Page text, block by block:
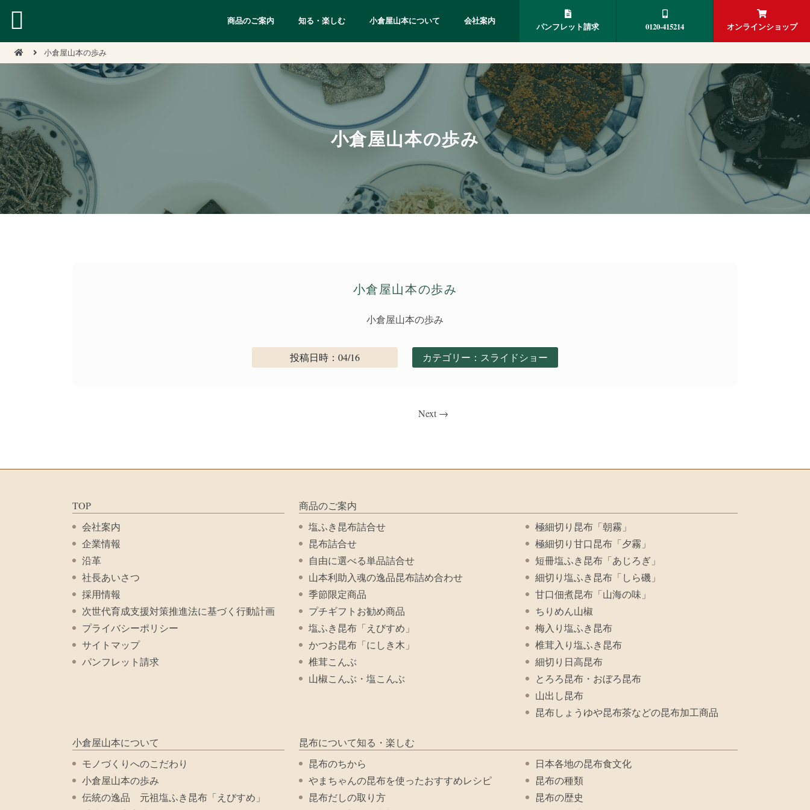
商品のご案内 知る・楽しむ 小倉屋山本について 会社案内
パンフレット請求 0120-415214 オンラインショップ
小倉屋山本の歩み
小倉屋山本の歩み
小倉屋山本の歩み
小倉屋山本の歩み
投稿日時：04/16 カテゴリー： スライドショー
Next →
TOP
会社案内
企業情報
沿革
社長あいさつ
採用情報
次世代育成支援対策推進法に基づく行動計画
プライバシーポリシー
サイトマップ
パンフレット請求
商品のご案内
塩ふき昆布詰合せ
昆布詰合せ
自由に選べる単品詰合せ
山本利助入魂の逸品昆布詰め合わせ
季節限定商品
プチギフトお勧め商品
塩ふき昆布「えびすめ」
かつお昆布「にしき木」
椎茸こんぶ
山椒こんぶ・塩こんぶ
極細切り昆布「朝霧」
極細切り甘口昆布「夕霧」
短冊塩ふき昆布「あじろぎ」
細切り塩ふき昆布「しら磯」
甘口佃煮昆布「山海の味」
ちりめん山椒
梅入り塩ふき昆布
椎茸入り塩ふき昆布
細切り日高昆布
とろろ昆布・おぼろ昆布
山出し昆布
昆布しょうゆや昆布茶などの昆布加工商品
小倉屋山本について
モノづくりへのこだわり
小倉屋山本の歩み
伝統の逸品 元祖塩ふき昆布「えびすめ」
昆布について知る・楽しむ
昆布のちから
やまちゃんの昆布を使ったおすすめレシピ
昆布だしの取り方
日本各地の昆布食文化
昆布の種類
昆布の歴史